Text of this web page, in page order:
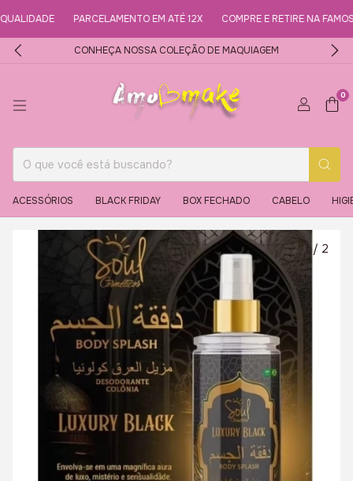
PARCELAMENTO EM ATÉ 12X COMPRE E RETIRE NA
CONHEÇA NOSSA COLEÇÃO DE MAQUIAGEM
0
ACESSÓRIOS BLACK FRIDAY BOX FECHADO CABELO
/ 2